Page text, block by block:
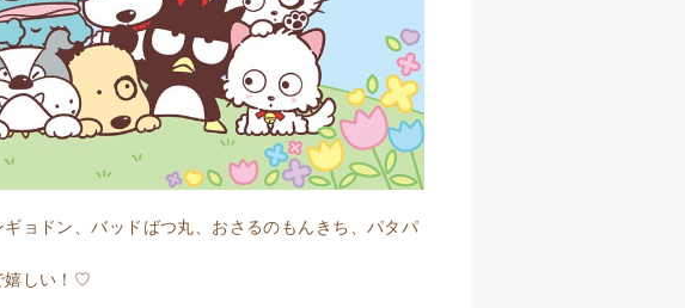
ョドン、バッドばつ丸、おさるのもんきち、パタパ
嬉しい！♡